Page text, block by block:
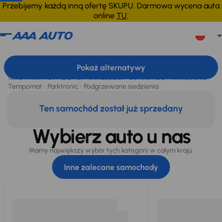
Przebijemy każdą inną ofertę SKUPU. Darmowa wycena auta
online TU.
Škoda Octavia, 2022
137 644 km GT 2.0 TDI 1. Właściciel Serwis ASO
Klimatronic
Tempomat
Parktronic Podgrzewane siedzienia
Ten samochód został już sprzedany
Pokaż alternatywy
Wybierz auto u nas
Mamy największy wybór tych kategorii w całym kraju.
Inne zalecane samochody